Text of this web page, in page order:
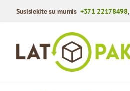
Susisiekite su mumis +371 22178498,